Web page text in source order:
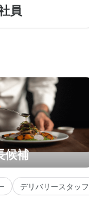
員
候補
デリバリースタッ